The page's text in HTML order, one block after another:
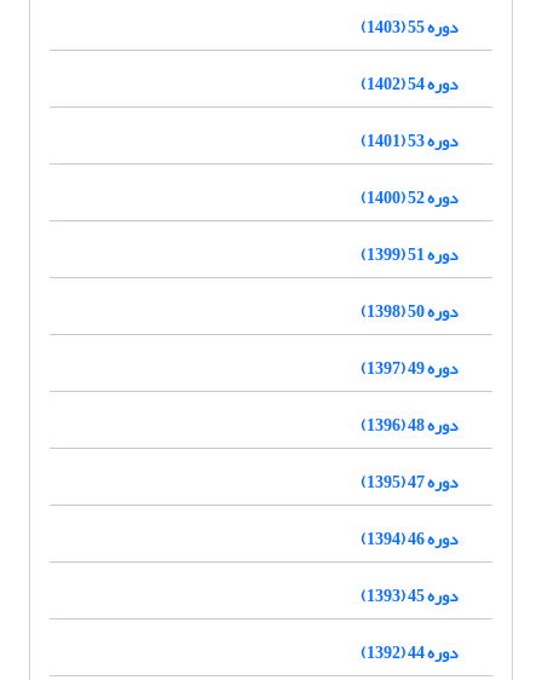
دوره 55 (1403)
دوره 54 (1402)
دوره 53 (1401)
دوره 52 (1400)
دوره 51 (1399)
دوره 50 (1398)
دوره 49 (1397)
دوره 48 (1396)
دوره 47 (1395)
دوره 46 (1394)
دوره 45 (1393)
دوره 44 (1392)